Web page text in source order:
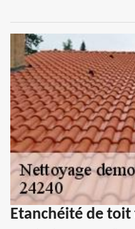
Etanchéité de toit